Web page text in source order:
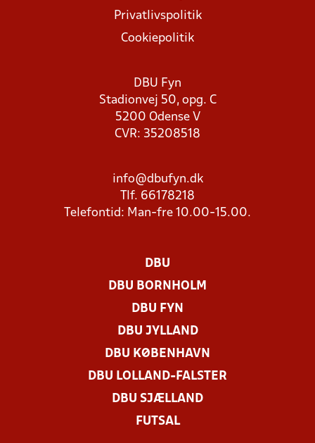
Privatlivspolitik
Cookiepolitik
DBU Fyn
Stadionvej 50, opg. C
5200 Odense V
CVR: 35208518
info@dbufyn.dk
Tlf. 66178218
Telefontid: Man-fre 10.00-15.00.
DBU
DBU BORNHOLM
DBU FYN
DBU JYLLAND
DBU KØBENHAVN
DBU LOLLAND-FALSTER
DBU SJÆLLAND
FUTSAL